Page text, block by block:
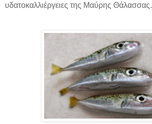
υδατοκαλλιέργειες της Μαύρης Θάλασσας.